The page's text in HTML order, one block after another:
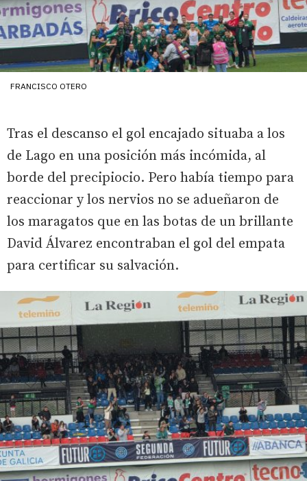
FRANCISCO OTERO
Tras el descanso el gol encajado situaba a los
de Lago en una posición más incómida, al
borde del precipiocio. Pero había tiempo para
reaccionar y los nervios no se adueñaron de
los maragatos que en las botas de un brillante
David Álvarez encontraban el gol del empata
para certificar su salvación.